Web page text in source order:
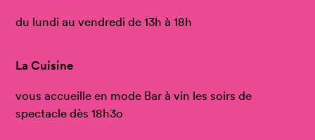
du lundi au vendredi de 13h à 18h
La Cuisine
vous accueille en mode Bar à vin les soirs de
spectacle dès 18h3o